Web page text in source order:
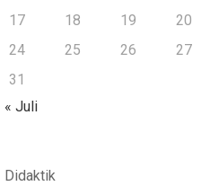
17
18 19 20
24
25 26 27
31
« Juli
Didaktik